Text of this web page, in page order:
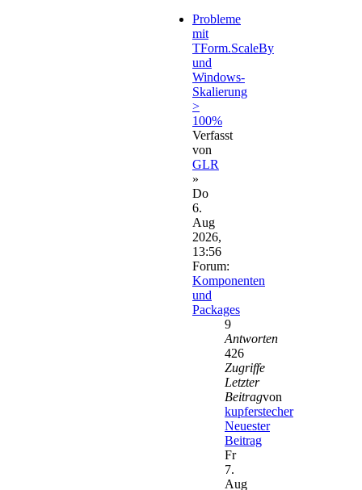
Probleme
mit
TForm.ScaleBy
und
Windows-
Skalierung
>
100%
Verfasst
von
GLR
»
Do
6.
Aug
2026,
13:56
Forum:
Komponenten
und
Packages
9
Antworten
426
Zugriffe
Letzter
Beitragvon
kupferstecher
Neuester
Beitrag
Fr
7.
Aug